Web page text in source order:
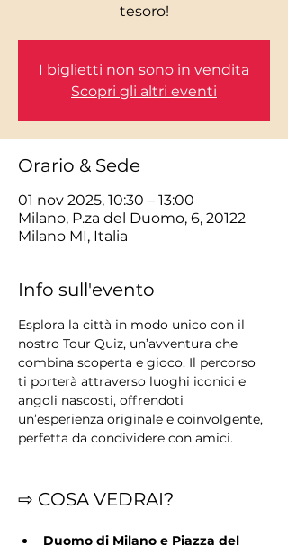
tesoro!
I biglietti non sono in vendita
Scopri gli altri eventi
Orario & Sede
01 nov 2025, 10:30 – 13:00
Milano, P.za del Duomo, 6, 20122
Milano MI, Italia
Info sull'evento
Esplora la città in modo unico con il
nostro Tour Quiz, un’avventura che
combina scoperta e gioco. Il percorso
ti porterà attraverso luoghi iconici e
angoli nascosti, offrendoti
un’esperienza originale e coinvolgente,
perfetta da condividere con amici.
⇨ COSA VEDRAI?
Duomo di Milano e Piazza del